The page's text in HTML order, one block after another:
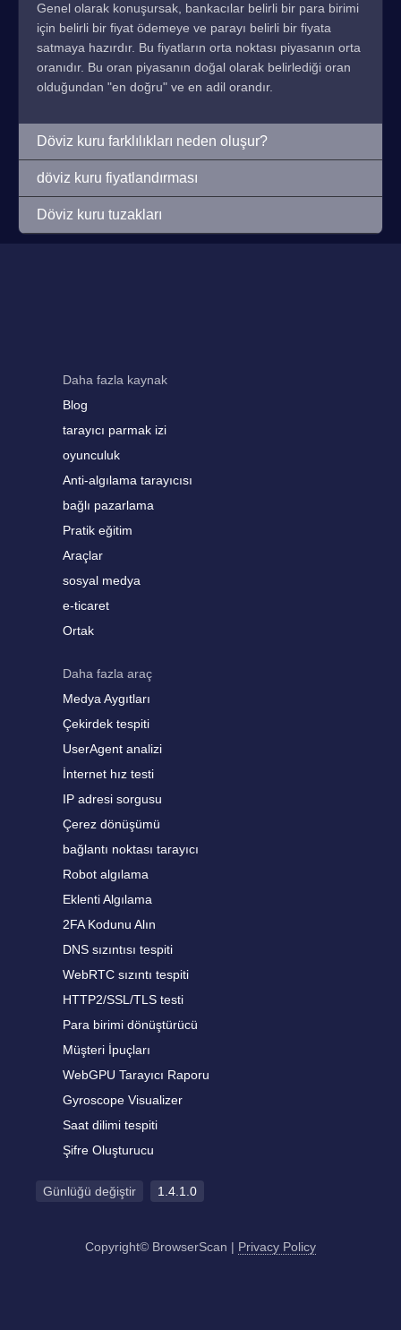
Genel olarak konuşursak, bankacılar belirli bir para birimi
için belirli bir fiyat ödemeye ve parayı belirli bir fiyata
satmaya hazırdır. Bu fiyatların orta noktası piyasanın orta
oranıdır. Bu oran piyasanın doğal olarak belirlediği oran
olduğundan "en doğru" ve en adil orandır.
Döviz kuru farklılıkları neden oluşur?
döviz kuru fiyatlandırması
Döviz kuru tuzakları
Daha fazla kaynak
Blog
tarayıcı parmak izi
oyunculuk
Anti-algılama tarayıcısı
bağlı pazarlama
Pratik eğitim
Araçlar
sosyal medya
e-ticaret
Ortak
Daha fazla araç
Medya Aygıtları
Çekirdek tespiti
UserAgent analizi
İnternet hız testi
IP adresi sorgusu
Çerez dönüşümü
bağlantı noktası tarayıcı
Robot algılama
Eklenti Algılama
2FA Kodunu Alın
DNS sızıntısı tespiti
WebRTC sızıntı tespiti
HTTP2/SSL/TLS testi
Para birimi dönüştürücü
Müşteri İpuçları
WebGPU Tarayıcı Raporu
Gyroscope Visualizer
Saat dilimi tespiti
Şifre Oluşturucu
Günlüğü değiştir 1.4.1.0
Copyright© BrowserScan | Privacy Policy